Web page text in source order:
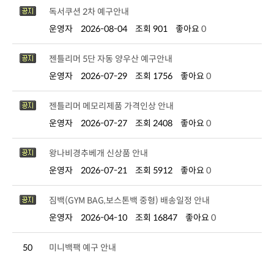
독서쿠션 2차 예구안내
운영자
2026-08-04 조회 901 좋아요 0
젠틀리머 5단 자동 양우산 예구안내
운영자
2026-07-29 조회 1756 좋아요 0
젠틀리머 메모리제품 가격인상 안내
운영자
2026-07-27 조회 2408 좋아요 0
왕나비경추베개 신상품 안내
운영자
2026-07-21 조회 5912 좋아요 0
짐백(GYM BAG,보스톤백 중형) 배송일정 안내
운영자
2026-04-10 조회 16847 좋아요 0
50
미니백팩 예구 안내